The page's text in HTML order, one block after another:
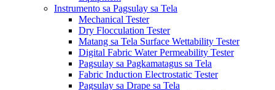
Instrumento sa Pagsulay sa Tela
Mechanical Tester
Dry Flocculation Tester
Matang sa Tela Surface Wettability Tester
Digital Fabric Water Permeability Tester
Pagsulay sa Pagkamatagus sa Tela
Fabric Induction Electrostatic Tester
Pagsulay sa Drape sa Tela